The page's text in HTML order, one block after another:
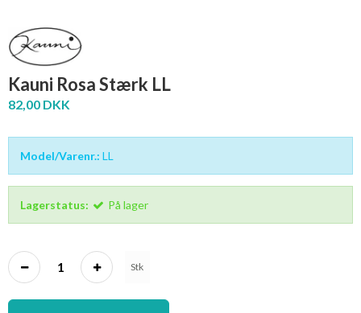
Kauni Rosa Stærk LL
82,00 DKK
Model/Varenr.: LL
Lagerstatus: På lager
Stk